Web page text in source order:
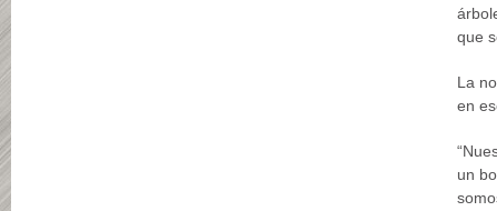
que
La
en
un